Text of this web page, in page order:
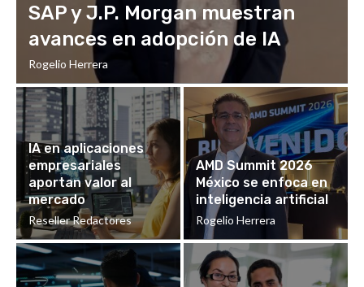
SAP y J.P. Morgan muestran
avances en adopción de IA
Rogelio Herrera
IA en aplicaciones
empresariales
aportan valor al
mercado
Reseller Redactores
AMD Summit 2026
México se enfoca en
inteligencia artificial
Rogelio Herrera